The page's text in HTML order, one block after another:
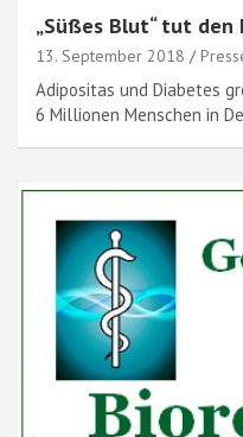
„Süßes Blut“ tut
13. September 2018
Adipositas und Diabetes
6 Millionen Menschen in